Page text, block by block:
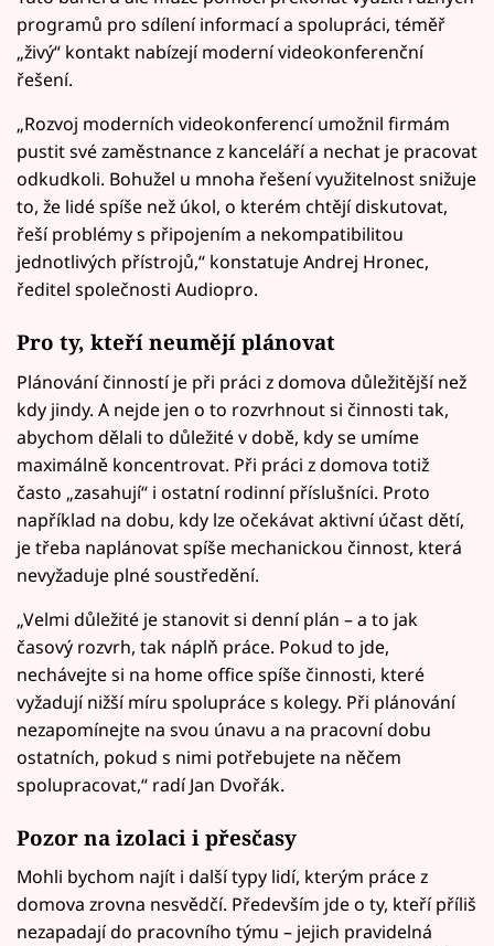
programů pro sdílení informací a spolupráci, téměř
„živý“ kontakt nabízejí moderní videokonferenční
řešení.
„Rozvoj moderních videokonferencí umožnil firmám
pustit své zaměstnance z kanceláří a nechat je pracovat
odkudkoli. Bohužel u mnoha řešení využitelnost snižuje
to, že lidé spíše než úkol, o kterém chtějí diskutovat,
řeší problémy s připojením a nekompatibilitou
jednotlivých přístrojů,“ konstatuje Andrej Hronec,
ředitel společnosti Audiopro.
Pro ty, kteří neumějí plánovat
Plánování činností je při práci z domova důležitější než
kdy jindy. A nejde jen o to rozvrhnout si činnosti tak,
abychom dělali to důležité v době, kdy se umíme
maximálně koncentrovat. Při práci z domova totiž
často „zasahují“ i ostatní rodinní příslušníci. Proto
například na dobu, kdy lze očekávat aktivní účast dětí,
je třeba naplánovat spíše mechanickou činnost, která
nevyžaduje plné soustředění.
„Velmi důležité je stanovit si denní plán – a to jak
časový rozvrh, tak náplň práce. Pokud to jde,
nechávejte si na home office spíše činnosti, které
vyžadují nižší míru spolupráce s kolegy. Při plánování
nezapomínejte na svou únavu a na pracovní dobu
ostatních, pokud s nimi potřebujete na něčem
spolupracovat,“ radí Jan Dvořák.
Pozor na izolaci i přesčasy
Mohli bychom najít i další typy lidí, kterým práce z
domova zrovna nesvědčí. Především jde o ty, kteří příliš
nezapadají do pracovního týmu – jejich pravidelná